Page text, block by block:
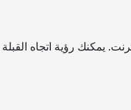
يمكنك رؤية اتجاه